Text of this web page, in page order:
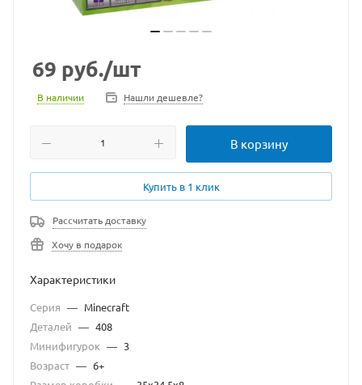
69 руб./шт
В наличии Нашли дешевле?
В корзину
Купить в 1 клик
Рассчитать доставку
Хочу в подарок
Характеристики
Серия — Minecraft
Деталей — 408
Минифигурок — 3
Возраст — 6+